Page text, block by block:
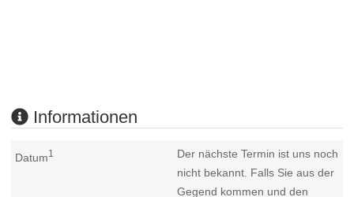
Informationen
Datum1
Der nächste Termin ist uns noch
nicht bekannt. Falls Sie aus der
Gegend kommen und den